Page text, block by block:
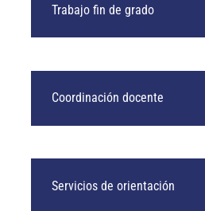
Trabajo fin de grado
Coordinación docente
Servicios de orientación